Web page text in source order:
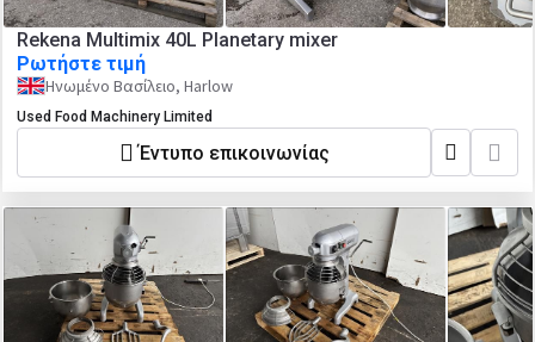
Rekena Multimix 40L Planetary mixer
Ρωτήστε τιμή
Ηνωμένο Βασίλειο, Harlow
Used Food Machinery Limited
Έντυπο επικοινωνίας